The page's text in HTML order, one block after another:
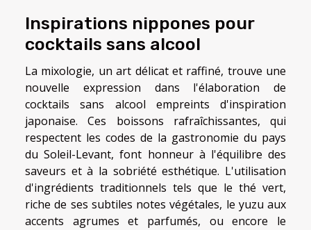
Inspirations nippones pour
cocktails sans alcool
La mixologie, un art délicat et raffiné, trouve une
nouvelle expression dans l'élaboration de
cocktails sans alcool empreints d'inspiration
japonaise. Ces boissons rafraîchissantes, qui
respectent les codes de la gastronomie du pays
du Soleil-Levant, font honneur à l'équilibre des
saveurs et à la sobriété esthétique. L'utilisation
d'ingrédients traditionnels tels que le thé vert,
riche de ses subtiles notes végétales, le yuzu aux
accents agrumes et parfumés, ou encore le